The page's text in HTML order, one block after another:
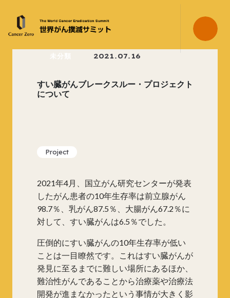
未分類 2021.07.16
すい臓がんブレークスルー・プロジェクト
について
Project
2021年4月、国立がん研究センターが発表
したがん患者の10年生存率は前立腺がん
98.7％、乳がん87.5％、大腸がん67.2％に
対して、すい臓がんは6.5％でした。
圧倒的にすい臓がんの10年生存率が低い
ことは一目瞭然です。これはすい臓がんが
発見に至るまでに難しい場所にあるほか、
難治性がんであることから治療薬や治療法
開発が進まなかったという事情が大きく影